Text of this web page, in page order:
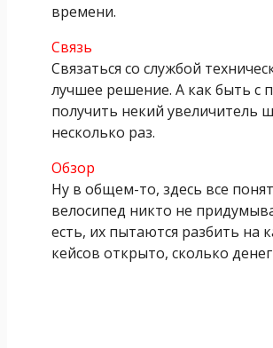
времени.
Связь
Связаться со службой
лучшее решение. А как быть с
получить некий увеличитель
несколько раз.
Обзор
Ну в общем-то, здесь все
велосипед никто не
есть, их пытаются разбить на
кейсов открыто, сколько